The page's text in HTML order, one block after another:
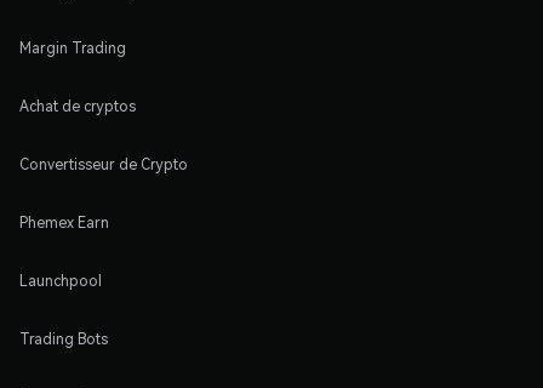
Margin Trading
Achat de cryptos
Convertisseur de Crypto
Phemex Earn
Launchpool
Trading Bots